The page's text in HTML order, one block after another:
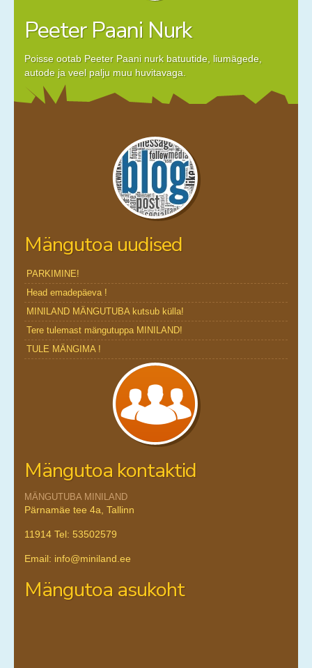
Peeter Paani Nurk
Poisse ootab Peeter Paani nurk batuutide, liumägede,
autode ja veel palju muu huvitavaga.
Mängutoa uudised
PARKIMINE!
Head emadepäeva !
MINILAND MÄNGUTUBA kutsub külla!
Tere tulemast mängutuppa MINILAND!
TULE MÄNGIMA !
Mängutoa kontaktid
MÄNGUTUBA MINILAND
Pärnamäe tee 4a, Tallinn
11914 Tel: 53502579
Email: info@miniland.ee
Mängutoa asukoht